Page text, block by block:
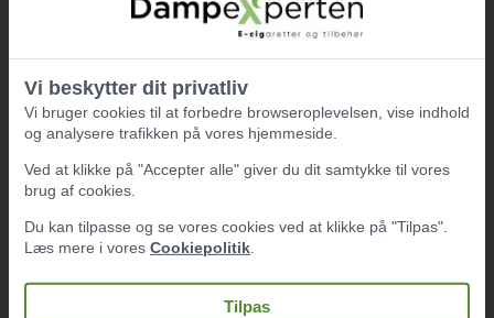
NICOTINE BASE PG30/VG70,
0MG/ML
ØNSKER DU NIKOTIN I DIN BASEVÆSKE
SKAL DER TILSÆTTES FØLGENDE TIL
2mg = 11stk 18mg nikotinbaser af 10ml.
6mg = 33stk 18 nikotinbaser af 10ml.
Vi beskytter dit privatliv
Vi bruger cookies til at forbedre browseroplevelsen, vise indhold
og analysere trafikken på vores hjemmeside.
Ved at klikke på "Accepter alle" giver du dit samtykke til vores
brug af cookies.
Du kan tilpasse og se vores cookies ved at klikke på "Tilpas".
Læs mere i vores Cookiepolitik
Tilpas